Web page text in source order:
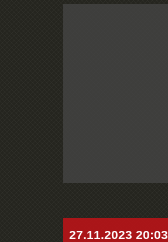
27.11.2023 20:03